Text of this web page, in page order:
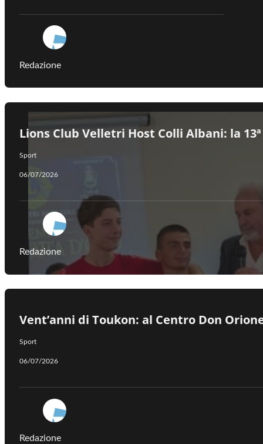
Redazione
​Lions Club Velletri Host Colli Albani: la
Sport
06/07/2026
Redazione
Vent’anni di Toukon: al Centro Don
Sport
06/07/2026
Redazione